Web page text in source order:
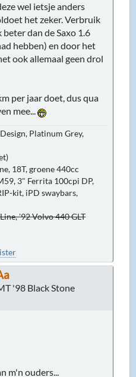
wel ietsje anders
het zeker. Verbruik
beter dan de Saxo 1.6
hebben) en door het
ook allemaal geen drol
per jaar doet, dus qua
mee...
Platinum Grey,
18T, groene 440cc
3" Ferrita 100cpi DP,
kit, iPD swaybars,
'92 Volvo 440 GLT
'98 Black Stone
m'n ouders...